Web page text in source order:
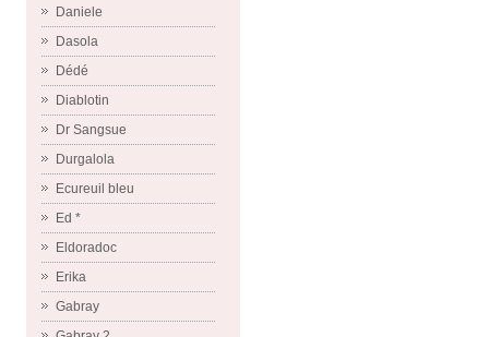
Daniele
Dasola
Dédé
Diablotin
Dr Sangsue
Durgalola
Ecureuil bleu
Ed *
Eldoradoc
Erika
Gabray